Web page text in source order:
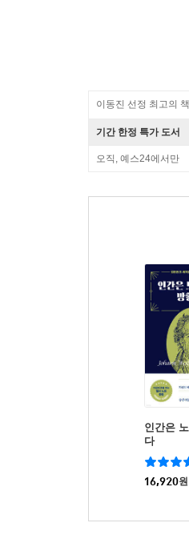
이동진 선정 최고의 책
기간 한정 특가 도서
오직, 예스24에서만
인간은
다
16,920원